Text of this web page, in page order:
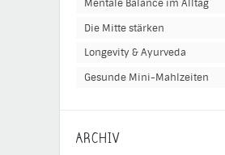
Mentale Balance im Alltag
Die Mitte stärken
Longevity & Ayurveda
Gesunde Mini-Mahlzeiten
ARCHIV